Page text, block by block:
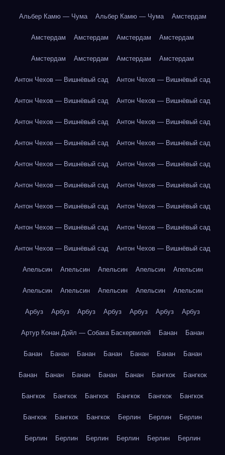
Альбер Камю — Чума Альбер Камю — Чума Амстердам
Амстердам Амстердам Амстердам Амстердам
Амстердам Амстердам Амстердам Амстердам
Антон Чехов — Вишнёвый сад Антон Чехов — Вишнёвый сад
Антон Чехов — Вишнёвый сад Антон Чехов — Вишнёвый сад
Антон Чехов — Вишнёвый сад Антон Чехов — Вишнёвый сад
Антон Чехов — Вишнёвый сад Антон Чехов — Вишнёвый сад
Антон Чехов — Вишнёвый сад Антон Чехов — Вишнёвый сад
Антон Чехов — Вишнёвый сад Антон Чехов — Вишнёвый сад
Антон Чехов — Вишнёвый сад Антон Чехов — Вишнёвый сад
Антон Чехов — Вишнёвый сад Антон Чехов — Вишнёвый сад
Антон Чехов — Вишнёвый сад Антон Чехов — Вишнёвый сад
Апельсин Апельсин Апельсин Апельсин Апельсин
Апельсин Апельсин Апельсин Апельсин Апельсин
Арбуз Арбуз Арбуз Арбуз Арбуз Арбуз Арбуз
Артур Конан Дойл — Собака Баскервилей Банан Банан
Банан Банан Банан Банан Банан Банан Банан
Банан Банан Банан Банан Банан Бангкок Бангкок
Бангкок Бангкок Бангкок Бангкок Бангкок Бангкок
Бангкок Бангкок Бангкок Берлин Берлин Берлин
Берлин Берлин Берлин Берлин Берлин Берлин